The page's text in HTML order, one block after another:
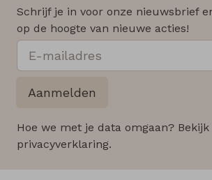
Schrijf je in voor onze nieuwsbrief
op de hoogte van nieuwe acties!
Aanmelden
Hoe we met je data omgaan?
privacyverklaring.